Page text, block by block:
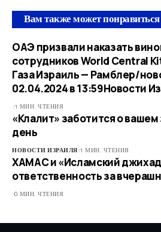
Вам также может понравиться
ОАЭ призвали наказать
сотрудников World Central
Газа Израиль — Рамблер/
02.04.2024 в 13:59​Новости
1 МИН. ЧТЕНИЯ
«Клалит» заботится о
день
НОВОСТИ ИЗРАИЛЯ 1 МИН. ЧТЕНИЯ
ХАМАС и «Исламский
ответственность за
0 МИН. ЧТЕНИЯ